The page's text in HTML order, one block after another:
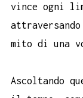
vince ogni
mito di una
Ascoltando